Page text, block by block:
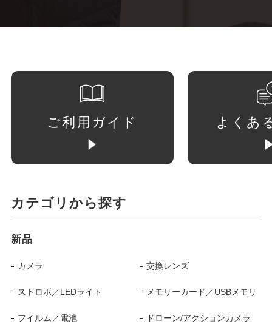
ご利用ガイド よくあ
カテゴリから探す
新品
カメラ 交換レンズ
ストロボ／LEDライト メモリーカード／USBメモリ
フイルム／電池 ドローン/アクションカメラ